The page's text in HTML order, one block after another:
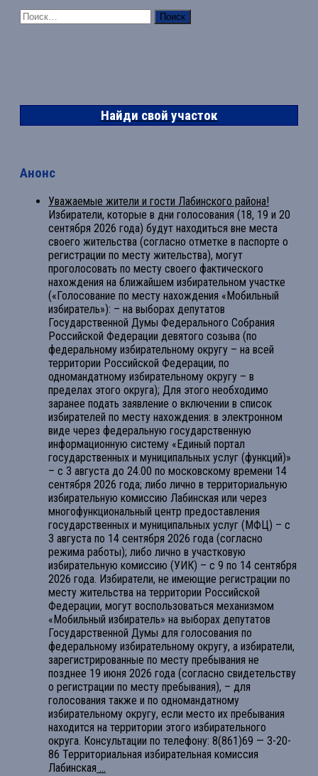
Найти:
Найди свой участок
Анонс
Уважаемые жители и гости Лабинского района!
Избиратели, которые в дни голосования (18, 19 и 20
сентября 2026 года) будут находиться вне места
своего жительства (согласно отметке в паспорте о
регистрации по месту жительства), могут
проголосовать по месту своего фактического
нахождения на ближайшем избирательном участке
(«Голосование по месту нахождения «Мобильный
избиратель»): – на выборах депутатов
Государственной Думы Федерального Собрания
Российской Федерации девятого созыва (по
федеральному избирательному округу – на всей
территории Российской Федерации, по
одномандатному избирательному округу – в
пределах этого округа); Для этого необходимо
заранее подать заявление о включении в список
избирателей по месту нахождения: в электронном
виде через федеральную государственную
информационную систему «Единый портал
государственных и муниципальных услуг (функций)»
– с 3 августа до 24.00 по московскому времени 14
сентября 2026 года; либо лично в территориальную
избирательную комиссию Лабинская или через
многофункциональный центр предоставления
государственных и муниципальных услуг (МФЦ) – с
3 августа по 14 сентября 2026 года (согласно
режима работы); либо лично в участковую
избирательную комиссию (УИК) – с 9 по 14 сентября
2026 года. Избиратели, не имеющие регистрации по
месту жительства на территории Российской
Федерации, могут воспользоваться механизмом
«Мобильный избиратель» на выборах депутатов
Государственной Думы для голосования по
федеральному избирательному округу, а избиратели,
зарегистрированные по месту пребывания не
позднее 19 июня 2026 года (согласно свидетельству
о регистрации по месту пребывания), – для
голосования также и по одномандатному
избирательному округу, если место их пребывания
находится на территории этого избирательного
округа. Консультации по телефону: 8(861)69 — 3-20-
86 Территориальная избирательная комиссия
Лабинская ...